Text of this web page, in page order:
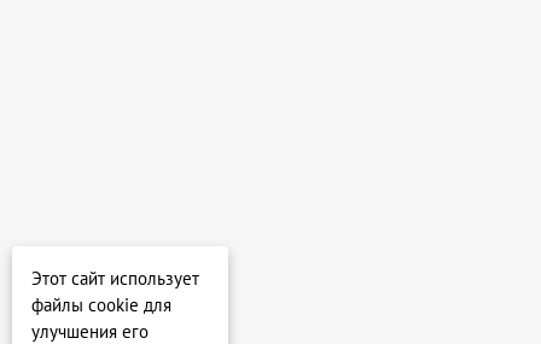
Этот сайт использует
файлы cookie для
улучшения его